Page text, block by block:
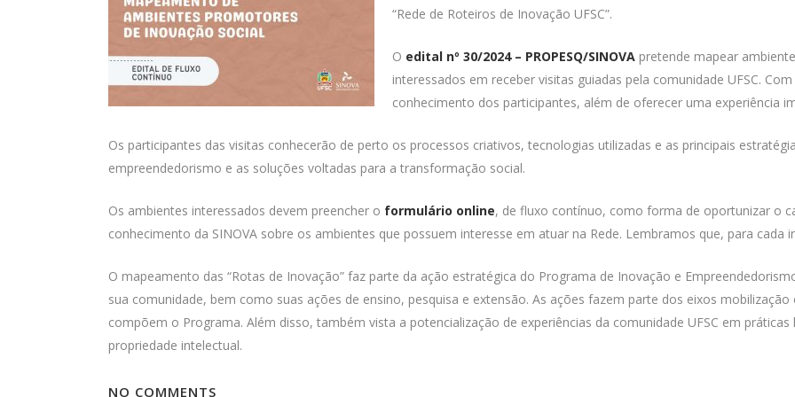
“Rede de Roteiros de Inovação UFSC”.
O edital nº 30/2024 – PROPESQ/SINOVA pretende mapear
interessados em receber visitas guiadas pela comunidade UFSC.
conhecimento dos participantes, além de oferecer uma experiência
Os participantes das visitas conhecerão de perto os processos criativos, tecnologias utilizadas e as principais
empreendedorismo e as soluções voltadas para a transformação social.
Os ambientes interessados devem preencher o formulário online, de fluxo contínuo, como forma de oportunizar o
conhecimento da SINOVA sobre os ambientes que possuem interesse em atuar na Rede. Lembramos que, para
O mapeamento das “Rotas de Inovação” faz parte da ação estratégica do Programa de Inovação e
sua comunidade, bem como suas ações de ensino, pesquisa e extensão. As ações fazem parte dos eixos
compõem o Programa. Além disso, também vista a potencialização de experiências da comunidade UFSC em
propriedade intelectual.
NO COMMENTS